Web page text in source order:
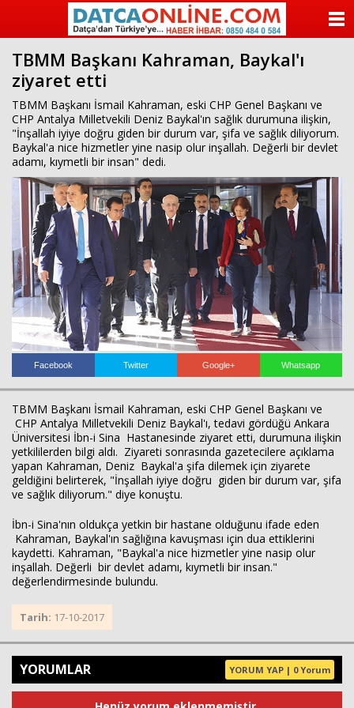
TBMM Başkanı Kahraman, Baykal'ı
ziyaret etti
TBMM Başkanı İsmail Kahraman, eski CHP Genel Başkanı ve
CHP Antalya Milletvekili Deniz Baykal'ın sağlık durumuna ilişkin,
"İnşallah iyiye doğru giden bir durum var, şifa ve sağlık diliyorum.
Baykal'a nice hizmetler yine nasip olur inşallah. Değerli bir devlet
adamı, kıymetli bir insan" dedi.
Facebook Twitter Google+ Whatsapp
TBMM Başkanı İsmail Kahraman, eski CHP Genel Başkanı ve
CHP Antalya Milletvekili Deniz Baykal'ı, tedavi gördüğü Ankara
Üniversitesi İbn-i Sina Hastanesinde ziyaret etti, durumuna ilişkin
yetkililerden bilgi aldı. Ziyareti sonrasında gazetecilere açıklama
yapan Kahraman, Deniz Baykal'a şifa dilemek için ziyarete
geldiğini belirterek, "İnşallah iyiye doğru giden bir durum var, şifa
ve sağlık diliyorum." diye konuştu.
İbn-i Sina'nın oldukça yetkin bir hastane olduğunu ifade eden
Kahraman, Baykal'ın sağlığına kavuşması için dua ettiklerini
kaydetti. Kahraman, "Baykal'a nice hizmetler yine nasip olur
inşallah. Değerli bir devlet adamı, kıymetli bir insan."
değerlendirmesinde bulundu.
Tarih: 17-10-2017
YORUMLAR YORUM YAP | 0 Yorum
ANASAYFA
KATEGORİLER
ANKETLER
VİDEO GALERİ
KÜNYE
İLETİŞİM
Haberin Doğru Adresi.